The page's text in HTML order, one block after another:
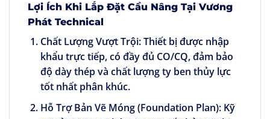
Lợi Ích Khi Lắp Đặt Cầu Nâng Tại Vương
Phát Technical
Chất Lượng Vượt Trội:Thiết bị được nhập
khẩu trực tiếp, có đầy đủ CO/CQ, đảm bảo
độ dày thép và chất lượng ty ben thủy lực
tốt nhất phân khúc.
Hỗ Trợ Bản Vẽ Móng (Foundation Plan):Kỹ